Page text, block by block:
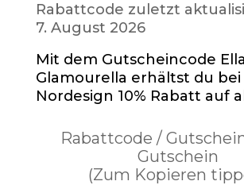
Rabattcode zuletzt
7. August 2026
Mit dem Gutscheincode
Glamourella erhältst du bei
Nordesign 10% Rabatt auf
Rabattcode /
Gutschein
(Zum Kopieren